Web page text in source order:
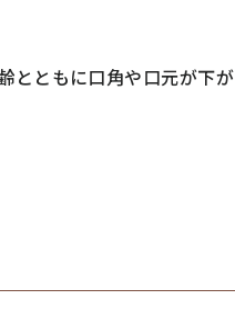
ともに口角や口元が下